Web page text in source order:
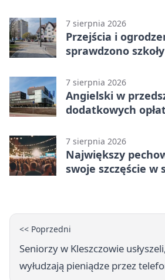
7 sierpnia 2026
Przejścia i
sprawdzono
7 sierpnia 2026
Angielski w
dodatkowych
7 sierpnia 2026
Największy
swoje szczęście w
<< Poprzedni
Seniorzy w Kleszczowie
wyłudzają pieniądze przez